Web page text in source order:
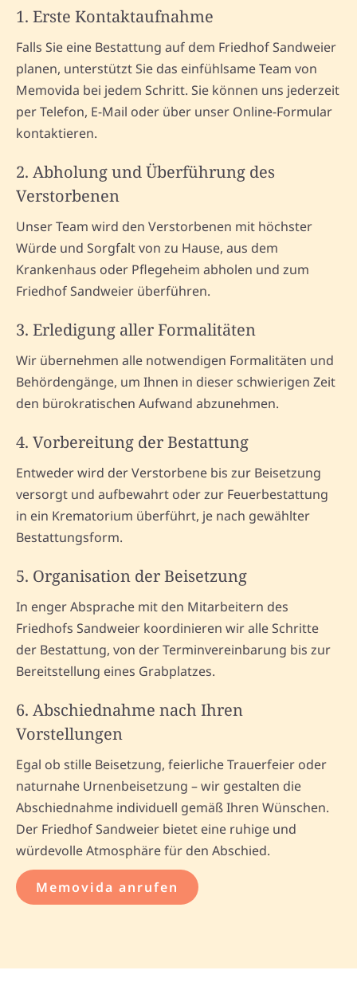
1. Erste Kontaktaufnahme
Falls Sie eine Bestattung auf dem Friedhof Sandweier
planen, unterstützt Sie das einfühlsame Team von
Memovida bei jedem Schritt. Sie können uns jederzeit
per Telefon, E-Mail oder über unser Online-Formular
kontaktieren.
2. Abholung und Überführung des
Verstorbenen
Unser Team wird den Verstorbenen mit höchster
Würde und Sorgfalt von zu Hause, aus dem
Krankenhaus oder Pflegeheim abholen und zum
Friedhof Sandweier überführen.
3. Erledigung aller Formalitäten
Wir übernehmen alle notwendigen Formalitäten und
Behördengänge, um Ihnen in dieser schwierigen Zeit
den bürokratischen Aufwand abzunehmen.
4. Vorbereitung der Bestattung
Entweder wird der Verstorbene bis zur Beisetzung
versorgt und aufbewahrt oder zur Feuerbestattung
in ein Krematorium überführt, je nach gewählter
Bestattungsform.
5. Organisation der Beisetzung
In enger Absprache mit den Mitarbeitern des
Friedhofs Sandweier koordinieren wir alle Schritte
der Bestattung, von der Terminvereinbarung bis zur
Bereitstellung eines Grabplatzes.
6. Abschiednahme nach Ihren
Vorstellungen
Egal ob stille Beisetzung, feierliche Trauerfeier oder
naturnahe Urnenbeisetzung – wir gestalten die
Abschiednahme individuell gemäß Ihren Wünschen.
Der Friedhof Sandweier bietet eine ruhige und
würdevolle Atmosphäre für den Abschied.
Memovida anrufen